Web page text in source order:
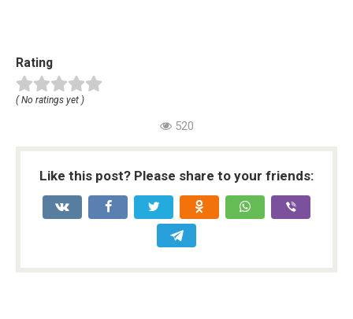
Rating
( No ratings yet )
520
Like this post? Please share to your friends: